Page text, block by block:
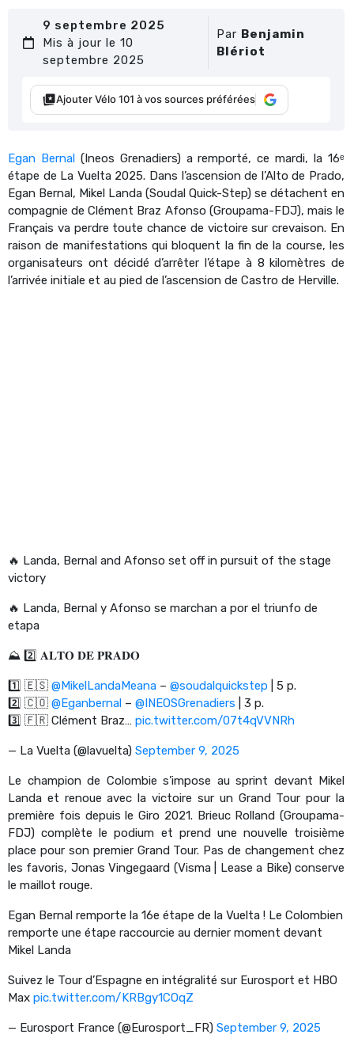
9 septembre 2025
Mis à jour le 10
septembre 2025
Par Benjamin
Blériot
Ajouter Vélo 101 à vos sources préférées
Egan Bernal(Ineos Grenadiers) a remporté, ce mardi, la 16ᵉ
étape de La Vuelta 2025. Dans l’ascension de l’Alto de Prado,
Egan Bernal, Mikel Landa (Soudal Quick-Step) se détachent en
compagnie de Clément Braz Afonso (Groupama-FDJ), mais le
Français va perdre toute chance de victoire sur crevaison. En
raison de manifestations qui bloquent la fin de la course, les
organisateurs ont décidé d’arrêter l’étape à 8 kilomètres de
l’arrivée initiale et au pied de l’ascension de Castro de Herville.
🔥 Landa, Bernal and Afonso set off in pursuit of the stage
victory
🔥 Landa, Bernal y Afonso se marchan a por el triunfo de
etapa
⛰ 2️⃣ 𝐀𝐋𝐓𝐎 𝐃𝐄 𝐏𝐑𝐀𝐃𝐎
1️⃣ 🇪🇸 @MikelLandaMeana – @soudalquickstep | 5 p.
2️⃣ 🇨🇴 @Eganbernal – @INEOSGrenadiers | 3 p.
3️⃣ 🇫🇷 Clément Braz… pic.twitter.com/07t4qVVNRh
— La Vuelta (@lavuelta) September 9, 2025
Le champion de Colombie s’impose au sprint devant Mikel
Landa et renoue avec la victoire sur un Grand Tour pour la
première fois depuis le Giro 2021. Brieuc Rolland (Groupama-
FDJ) complète le podium et prend une nouvelle troisième
place pour son premier Grand Tour. Pas de changement chez
les favoris, Jonas Vingegaard (Visma | Lease a Bike) conserve
le maillot rouge.
Egan Bernal remporte la 16e étape de la Vuelta ! Le Colombien
remporte une étape raccourcie au dernier moment devant
Mikel Landa
Suivez le Tour d’Espagne en intégralité sur Eurosport et HBO
Max pic.twitter.com/KRBgy1COqZ
— Eurosport France (@Eurosport_FR) September 9, 2025